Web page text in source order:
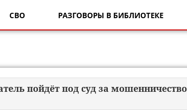
СВО РАЗГОВОРЫ В БИБЛИОТЕКЕ
пойдёт под суд за